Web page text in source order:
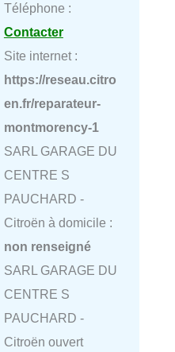
Téléphone :
Contacter
Site internet :
https://reseau.citro
en.fr/reparateur-
montmorency-1
SARL GARAGE DU
CENTRE S
PAUCHARD -
Citroën à domicile :
non renseigné
SARL GARAGE DU
CENTRE S
PAUCHARD -
Citroën ouvert